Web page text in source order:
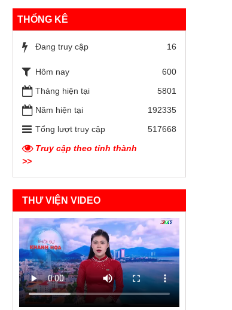
THỐNG KÊ
Đang truy cập 16
Hôm nay
600
Tháng hiện tại
5801
Năm hiện tại
192335
Tổng lượt truy cập
517668
Truy cập theo tỉnh thành
>>
THƯ VIỆN VIDEO